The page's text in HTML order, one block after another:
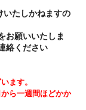
いたしかねますの
お願いいたしま
絡ください
ます。
ら一週間ほどかか